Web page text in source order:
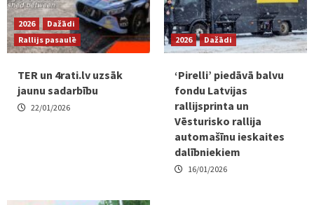
2026
Dažādi
Rallijs pasaulē
TER un 4rati.lv uzsāk
jaunu sadarbību
22/01/2026
2026 Dažādi
‘Pirelli’ piedāvā balvu
fondu Latvijas
rallijsprinta un
Vēsturisko rallija
automašīnu ieskaites
dalībniekiem
16/01/2026